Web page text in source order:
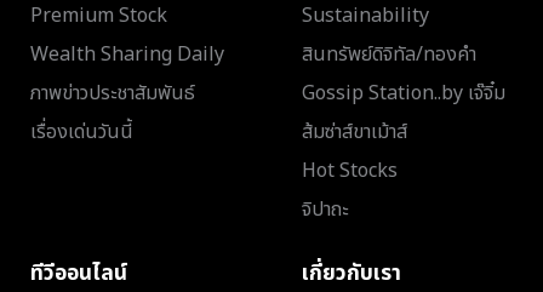
Premium Stock
Wealth Sharing Daily
ภาพข่าวประชาสัมพันธ์
เรื่องเด่นวันนี้
Sustainability
สินทรัพย์ดิจิทัล/ทองคำ
Gossip Station..by เจ๊จิ๋ม
ส้มซ่าส์ขาเม้าส์
Hot Stocks
จิปาถะ
ทีวีออนไลน์ เกี่ยวกับเรา